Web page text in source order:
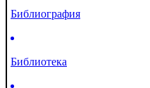
Библиография
Библиотека